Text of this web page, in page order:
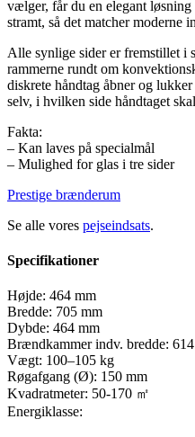
vælger, får du en elegant
stramt, så det matcher moderne
Alle synlige sider er fremstillet i
rammerne rundt om
diskrete håndtag åbner og
selv, i hvilken side håndtaget
Fakta:
– Kan laves på specialmål
– Mulighed for glas i tre sider
Prestige brænderum
Se alle vores pejseindsats.
Specifikationer
Højde: 464 mm
Bredde: 705 mm
Dybde: 464 mm
Brændkammer indv. bredde:
Vægt: 100–105 kg
Røgafgang (Ø): 150 mm
Kvadratmeter: 50-170 ㎡
Energiklasse: